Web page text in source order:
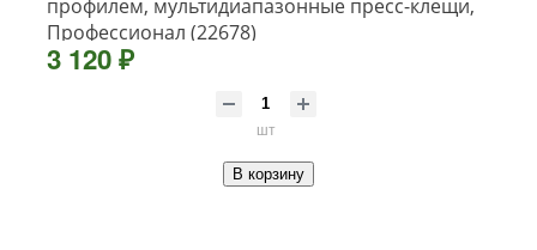
профилем, мультидиапазонные пресс-клещи,
Профессионал (22678)
3 120 ₽
шт
В корзину